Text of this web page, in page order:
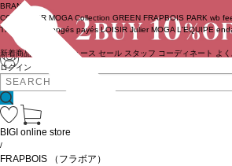
ログイン
BRAND
COUTURIER MOGA Collection GREEN FRAPBOIS PARK wb
TRISTESSE
congés payés LOISIR Julier MOGA L'EQUIPE
新着商品 ニュース セール スタッフ コーディネート よ
BIGI online store
/
FRAPBOIS （フラボア）